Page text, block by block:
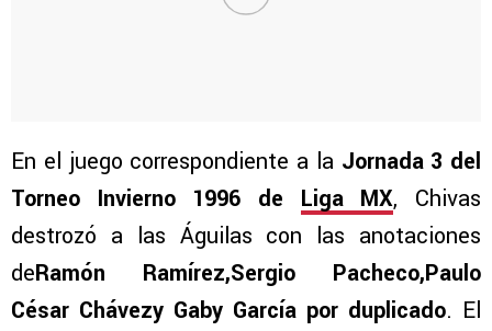
En el juego correspondiente a la Jornada 3 del
Torneo Invierno 1996 de Liga MX, Chivas
destrozó a las Águilas con las anotaciones
deRamón Ramírez,Sergio Pacheco,Paulo
César Chávezy Gaby García por duplicado. El